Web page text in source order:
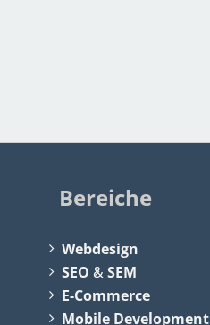
Bereiche
Webdesign
SEO &SEM
E-Commerce
Mobile Development